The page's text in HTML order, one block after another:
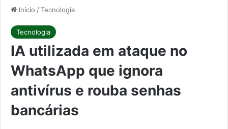
Início /Tecnologia
Tecnologia
IA utilizada em ataque no
WhatsApp que ignora
antivírus e rouba senhas
bancárias